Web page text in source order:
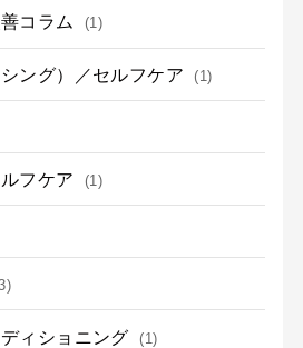
コラム (1)
ング）／セルフケア (1)
フケア (1)
ィショニング (1)